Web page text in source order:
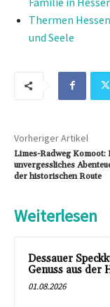
Thermen
und Seele
Vorheriger Artikel
Limes-Radweg Komoot:
unvergessliches
der historischen Route
Weiterlesen
Dessauer
Genuss aus der
01.08.2026